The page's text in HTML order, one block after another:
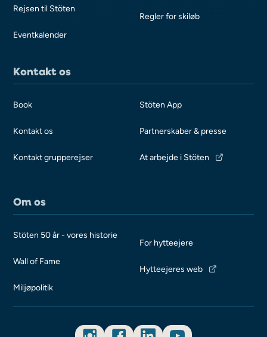
Rejsen til Stöten
Eventkalender
Regler for skiløb
Kontakt os
Book
Kontakt os
Kontakt grupperejser
Stöten App
Partnerskaber & presse
At arbejde i Stöten
Om os
Stöten 50 år - vores historie
Wall of Fame
Miljøpolitik
For hytteejere
Hytteejeres web